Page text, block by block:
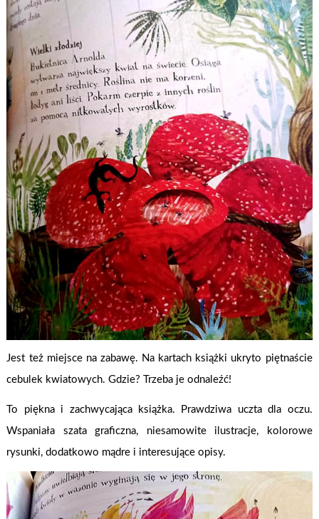
Jest też miejsce na zabawę. Na kartach książki ukryto piętnaście
cebulek kwiatowych. Gdzie? Trzeba je odnaleźć!
To piękna i zachwycająca książka. Prawdziwa uczta dla oczu.
Wspaniała szata graficzna, niesamowite ilustracje, kolorowe
rysunki, dodatkowo mądre i interesujące opisy.